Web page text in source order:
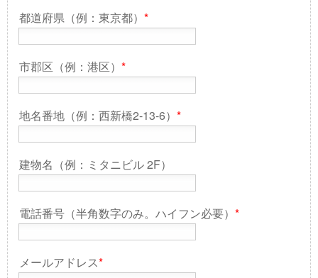
都道府県（例：東京都） *
市郡区（例：港区） *
地名番地（例：西新橋2-13-6） *
建物名（例：ミタニビル 2F）
電話番号（半角数字のみ。ハイフン必要） *
メールアドレス*